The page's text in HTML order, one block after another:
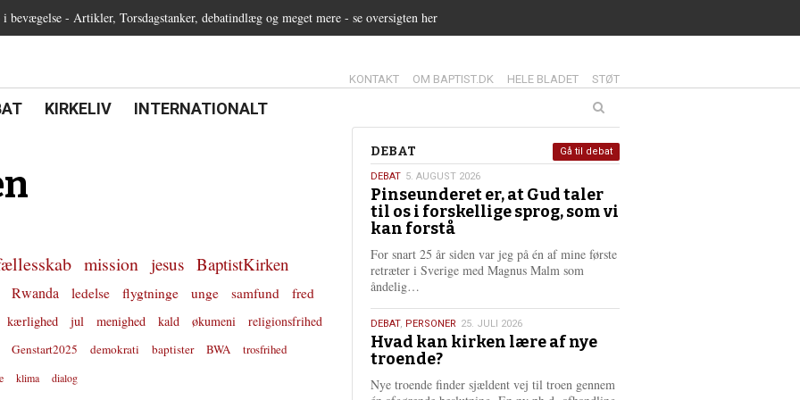
bevægelse - Artikler, Torsdagstanker, debatindlæg og meget mere - se oversigten her
13.0:
KONTAKT 14.0:
OM BAPTIST.DK 15.0:
HELE BLADET 16.0:
STØT
21.0:
KIRKELIV 22.0:
INTERNATIONALT
mission jesus BaptistKirken
Rwanda ledelse flygtninge unge samfund
fred
kærlighed jul menighed kald økumeni
religionsfrihed
Genstart2025 demokrati baptister BWA
trosfrihed
klima dialog
Debat
DEBAT
5.
august
2026
DEBAT 5. AUGUST 2026
Pinseunderet er, at Gud taler
til os i forskellige sprog, som vi
kan forstå
For snart 25 år siden var jeg på én af mine første
retræter i Sverige med Magnus Malm som
åndelig…
s
m
e
r
e
25.
juli
2026
DEBAT, PERSONER 25. JULI 2026
Hvad kan kirken lære af nye
troende?
Nye troende finder sjældent vej til troen gennem
Gå til debat